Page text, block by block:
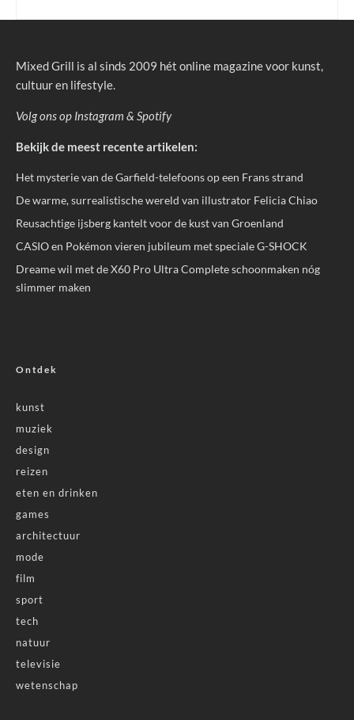
Mixed Grill is al sinds 2009 hét online magazine voor kunst,
cultuur en lifestyle.
Volg ons op Instagram & Spotify
Bekijk de meest recente artikelen:
Het mysterie van de Garfield-telefoons op een Frans strand
De warme, surrealistische wereld van illustrator Felicia Chiao
Reusachtige ijsberg kantelt voor de kust van Groenland
CASIO en Pokémon vieren jubileum met speciale G-SHOCK
Dreame wil met de X60 Pro Ultra Complete schoonmaken nóg
slimmer maken
Ontdek
kunst
muziek
design
reizen
eten en drinken
games
architectuur
mode
film
sport
tech
natuur
televisie
wetenschap